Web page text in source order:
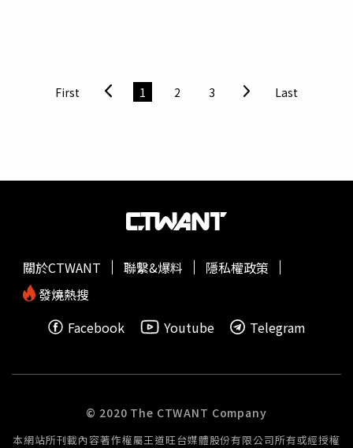
事。如果有必要，我們將繼續提供資料進行補充說明。」
的個人安全，她只要出國都會堅持搭乘長榮航空。然而，她
4月19日搭機返國時，竟然在商務艙提供的餐點中，發現了
這名原PO表示，她當下就將這個問題與空服員感應，航班
飛機抵台後，她正式向客服以電話投訴，24號接到客服回
電，表示要致贈「長榮形象商品」表達致意。這名原PO指
請問你們公司還有什麼形象商品是我沒有的？」之後拒絕了
形象商品，並要客服要求希望和管理階層聯繫，不過長榮方
元抵用券。她進一步解釋自己應對的原因：「這是食安問
案，這就是長榮航空對食安問題的處理態度？」這名原PO
指控，自己下飛機後腹瀉了一整天，雖未到達需要就醫的程
度，但事後回想起來仍氣憤難消，認為長榮身為全球排名第
First 1 2 3 Last
關於CTWANT 聯繫&爆料
隱私權政策
發燒熱搜
Facebook
Youtube Telegram
© 2020 The CTWANT Company
本網站所刊載內容著作權屬王道旺台媒體股份有限公司所有或經授權